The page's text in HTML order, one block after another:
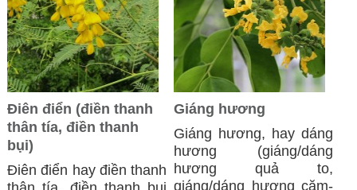
Điên điển (điền thanh
thân tía, điền thanh
bụi)
Điên điển hay điền thanh
Giáng hương
Giáng hương, hay dáng
hương (giáng/dáng
hương quả to,
giáng/dáng hương căm-